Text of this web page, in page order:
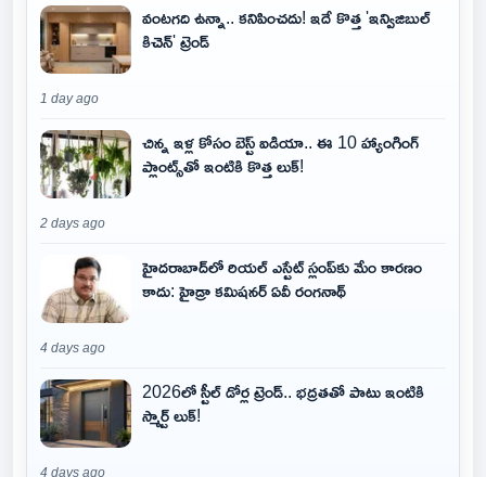
వంటగది ఉన్నా.. కనిపించదు! ఇదే కొత్త 'ఇన్విజిబుల్
కిచెన్' ట్రెండ్
1 day ago
చిన్న ఇళ్ల కోసం బెస్ట్ ఐడియా.. ఈ 10 హ్యాంగింగ్
ప్లాంట్స్‌తో ఇంటికి కొత్త లుక్!
2 days ago
హైదరాబాద్‌లో రియల్ ఎస్టేట్ స్లంప్‌కు మేం కారణం
కాదు: హైడ్రా కమిషనర్ ఏవీ రంగనాథ్
4 days ago
2026లో స్టీల్ డోర్ల ట్రెండ్.. భద్రతతో పాటు ఇంటికి
స్మార్ట్ లుక్!
4 days ago